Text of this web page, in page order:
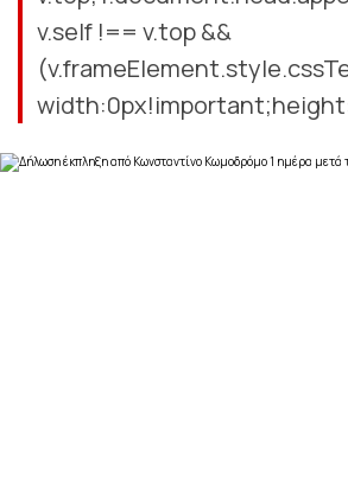
v.self !== v.top &&